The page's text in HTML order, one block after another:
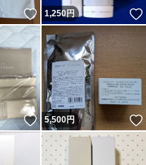
いいね！
1,250 円
いいね！
5,500円